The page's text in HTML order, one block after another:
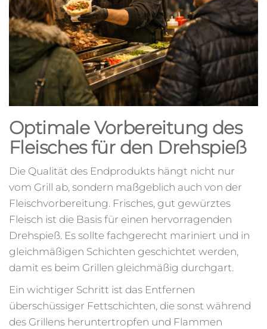
Optimale Vorbereitung des
Fleisches für den Drehspieß
Die Qualität des Endprodukts hängt nicht nur
vom Grill ab, sondern maßgeblich auch von der
Fleischvorbereitung. Frisches, gut gewürztes
Fleisch ist die Basis für einen hervorragenden
Drehspieß. Es sollte fachgerecht mariniert und in
gleichmäßigen Schichten geschichtet werden,
damit es beim Grillen gleichmäßig durchgart.
Ein wichtiger Schritt ist das Entfernen
überschüssiger Fettschichten, die sonst während
des Grillens heruntertropfen und Flammen